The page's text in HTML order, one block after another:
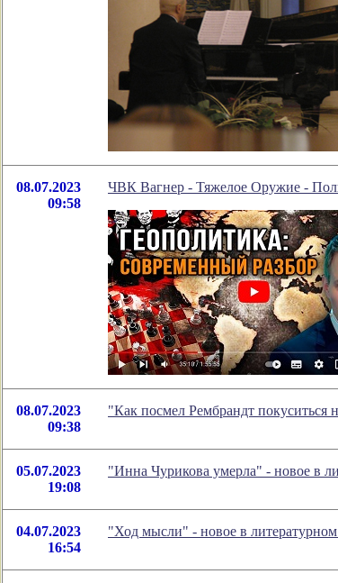
08.07.2023
09:58
ЧВК Вагнер - Тяжелое Оружие -
08.07.2023
09:38
"Как посмел Рембрандт покуситься
05.07.2023
19:08
"Инна Чурикова умерла" - новое в
04.07.2023
16:54
"Ход мысли" - новое в